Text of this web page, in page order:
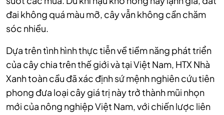
đai không quá màu mỡ, cây vẫn không cần chăm
sóc nhiều.
Dựa trên tình hình thực tiễn về tiềm năng phát triển
của cây chia trên thế giới và tại Việt Nam, HTX Nhà
Xanh toàn cầu đã xác định sứ mệnh nghiên cứu tiên
phong đưa loại cây giá trị này trở thành mũi nhọn
mới của nông nghiệp Việt Nam, với chiến lược liên